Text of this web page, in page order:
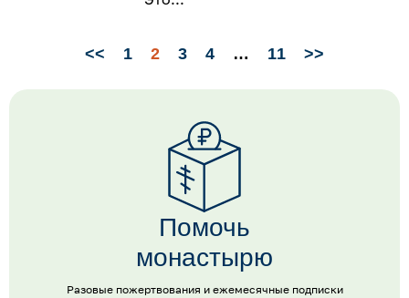
<< 1 2 3 4 … 11 >>
Помочь
монастырю
Разовые пожертвования и ежемесячные подписки